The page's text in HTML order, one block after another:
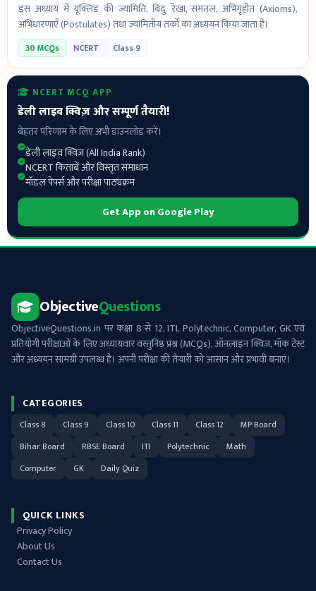
इस अध्याय में यूक्लिड की ज्यामिति, बिंदु, रेखा, समतल, अभिगृहीत (Axioms),
अभिधारणाएँ (Postulates) तथा ज्यामितीय तर्कों का अध्ययन किया जाता है।
30 MCQs NCERT Class 9
NCERT MCQ APP
डेली लाइव क्विज़ और सम्पूर्ण तैयारी!
बेहतर परिणाम के लिए अभी डाउनलोड करें।
डेली लाइव क्विज़ (All India Rank)
NCERT किताबें और विस्तृत समाधान
मॉडल पेपर्स और परीक्षा पाठ्यक्रम
Get App on Google Play
ObjectiveQuestions
ObjectiveQuestions.in पर कक्षा 8 से 12, ITI, Polytechnic, Computer, GK एवं
प्रतियोगी परीक्षाओं के लिए अध्यायवार वस्तुनिष्ठ प्रश्न (MCQs), ऑनलाइन क्विज़, मॉक टेस्ट
और अध्ययन सामग्री उपलब्ध है। अपनी परीक्षा की तैयारी को आसान और प्रभावी बनाएं।
CATEGORIES
Class 8 Class 9 Class 10 Class 11 Class 12
MP Board
Bihar Board
RBSE Board ITI Polytechnic
Math
Computer
GK Daily Quiz
QUICK LINKS
Privacy Policy
About Us
Contact Us